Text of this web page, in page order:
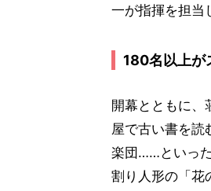
一が指揮を担当
180名以上が
開幕とともに、
屋で古い書を読
楽団……といっ
割り人形の「花